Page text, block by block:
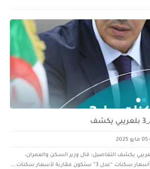
05 مايو 2025
سكنات عدل_3 بلعريبي يكشف التفاصيل: قال وزير السكن والعمران،
3” ستكون مقاربة لأسعار سكنات ...